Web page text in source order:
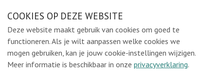
links
over
Spring
naar
Ons e-mailadres:
sintmichielsbeweging@gmail.com
Locaties
COOKIES OP DEZE WEBSITE
Deze website maakt gebruik van cookies om goed te
functioneren. Als je wilt aanpassen welke cookies we
mogen gebruiken, kan je jouw cookie-instellingen wijzigen.
Meer informatie is beschikbaar in onze privacyverklaring.